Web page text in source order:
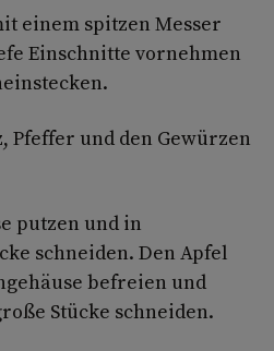
einem spitzen Messer
Einschnitte vornehmen
Pfeffer und den Gewürzen
putzen und in
schneiden. Den Apfel
befreien und
Stücke schneiden.